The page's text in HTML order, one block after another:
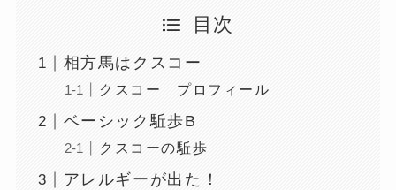
目次
相方馬はクスコー
クスコー プロフィール
ベーシック駈歩B
クスコーの駈歩
アレルギーが出た！